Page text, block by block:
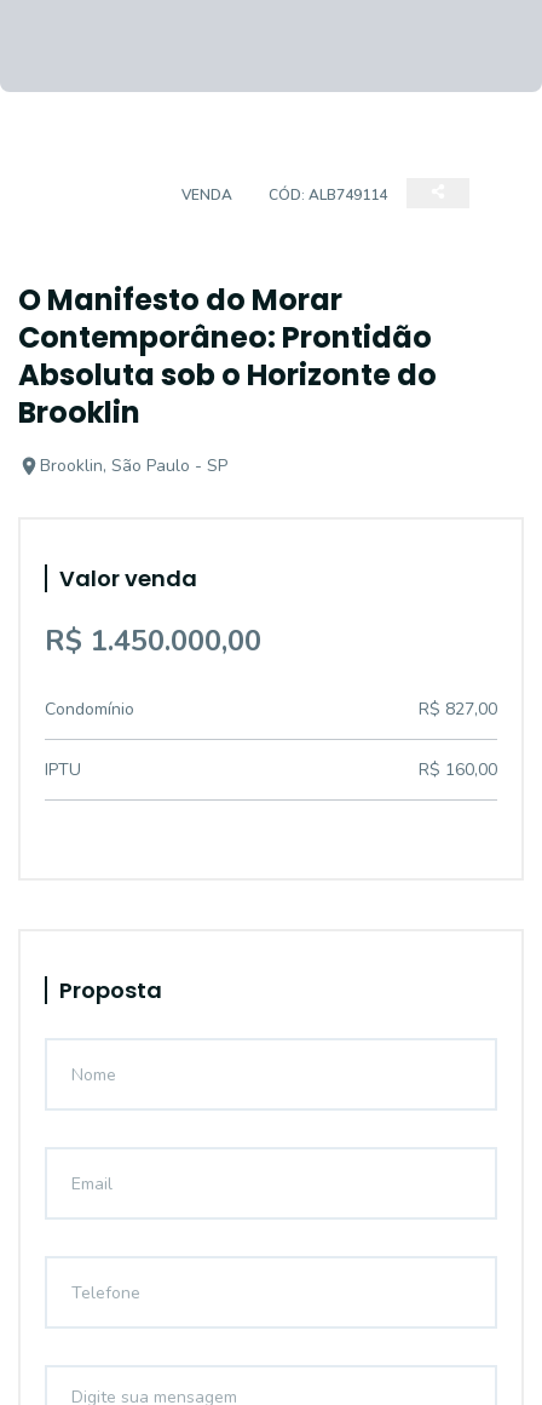
VENDA CÓD: ALB749114
O Manifesto do Morar
Contemporâneo: Prontidão
Absoluta sob o Horizonte do
Brooklin
Brooklin, São Paulo - SP
Valor venda
R$ 1.450.000,00
Condomínio R$ 827,00
IPTU R$ 160,00
Proposta